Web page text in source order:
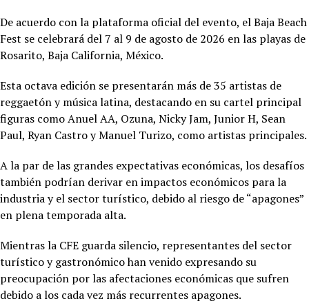
De acuerdo con la plataforma oficial del evento, el Baja Beach
Fest se celebrará del 7 al 9 de agosto de 2026 en las playas de
Rosarito, Baja California, México.
Esta octava edición se presentarán más de 35 artistas de
reggaetón y música latina, destacando en su cartel principal
figuras como Anuel AA, Ozuna, Nicky Jam, Junior H, Sean
Paul, Ryan Castro y Manuel Turizo, como artistas principales.
A la par de las grandes expectativas económicas, los desafíos
también podrían derivar en impactos económicos para la
industria y el sector turístico, debido al riesgo de “apagones”
en plena temporada alta.
Mientras la CFE guarda silencio, representantes del sector
turístico y gastronómico han venido expresando su
preocupación por las afectaciones económicas que sufren
debido a los cada vez más recurrentes apagones.